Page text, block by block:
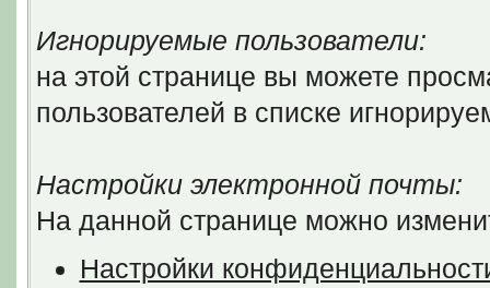
Игнорируемые пользователи:
на этой странице вы можете
пользователей в списке
Настройки электронной почты:
На данной странице можно
Настройки